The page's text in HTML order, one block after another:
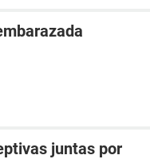
juntas por